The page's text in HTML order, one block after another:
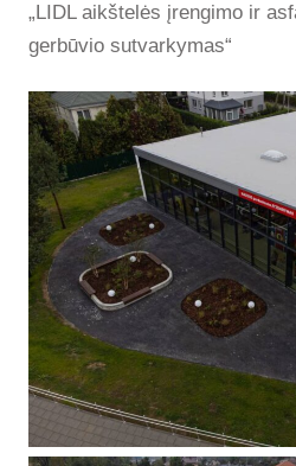
„LIDL aikštelės įrengimo ir
gerbūvio sutvarkymas“